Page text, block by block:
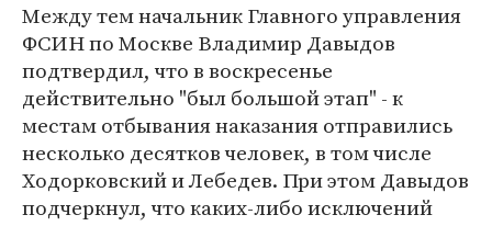
Между тем начальник Главного управления
ФСИН по Москве Владимир Давыдов
подтвердил, что в воскресенье
действительно "был большой этап" - к
местам отбывания наказания отправились
несколько десятков человек, в том числе
Ходорковский и Лебедев. При этом Давыдов
подчеркнул, что каких-либо исключений